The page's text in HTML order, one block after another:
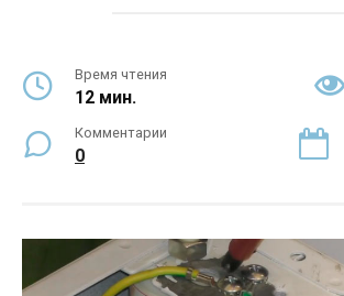
Время чтения
12 мин.
Комментарии
0